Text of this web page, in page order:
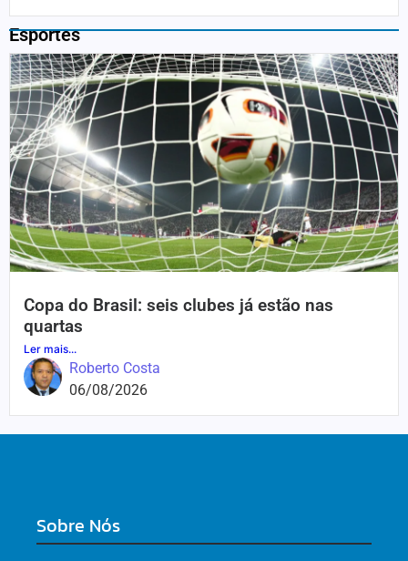
Esportes
Copa do Brasil: seis clubes já estão nas
quartas
Ler mais...
Roberto Costa
06/08/2026
Sobre Nós